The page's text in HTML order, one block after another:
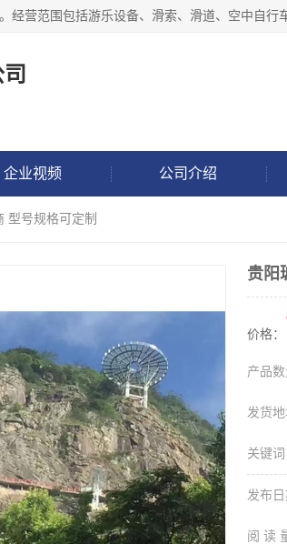
企业视频 公司介绍
型号规格可定制
贵阳
价格：
产品数
发货地
关键词
发布日
阅 读